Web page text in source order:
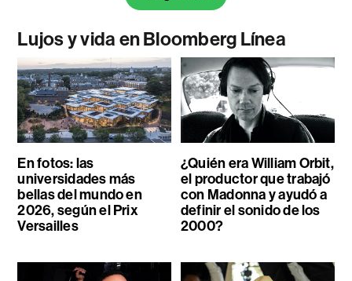
Lujos y vida en Bloomberg Línea
En fotos: las
universidades más
bellas del mundo en
2026, según el Prix
Versailles
¿Quién era William Orbit,
el productor que trabajó
con Madonna y ayudó a
definir el sonido de los
2000?